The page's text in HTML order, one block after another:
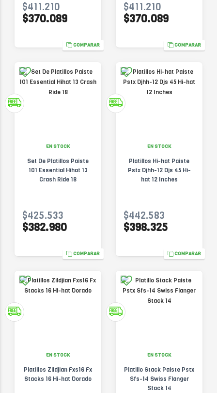
$411.210
$370.089
COMPARAR
$411.210
$370.089
COMPARAR
EN STOCK
Set De Platillos Paiste
101 Essential Hihat 13
Crash Ride 18
$425.533
$382.980
COMPARAR
EN STOCK
Platillos Hi-hat Paiste
Pstx Djhh-12 Djs 45 Hi-
hat 12 Inches
$442.583
$398.325
COMPARAR
EN STOCK
Platillos Zildjian Fxs16 Fx
Stacks 16 Hi-hat Dorado
EN STOCK
Platillo Stack Paiste Pstx
Sfs-14 Swiss Flanger
Stack 14